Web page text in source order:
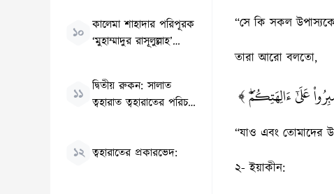
১০
কালেমা শাহাদার পরিপূরক
‘মুহাম্মাদুর রাসূলুল্লাহ’
১১
দ্বিতীয় রুকন: সালাত
ত্বহারাত ত্বহারাতের পরিচয়
১২ ত্বহারাতের প্রকারভেদ:
“সে কি সকল
তারা আরো বলতো,
عَلَىٰٓ ءَالِهَتِكُمۡۖ ﴾
“যাও এবং তোমাদের
২- ইয়াকীন: